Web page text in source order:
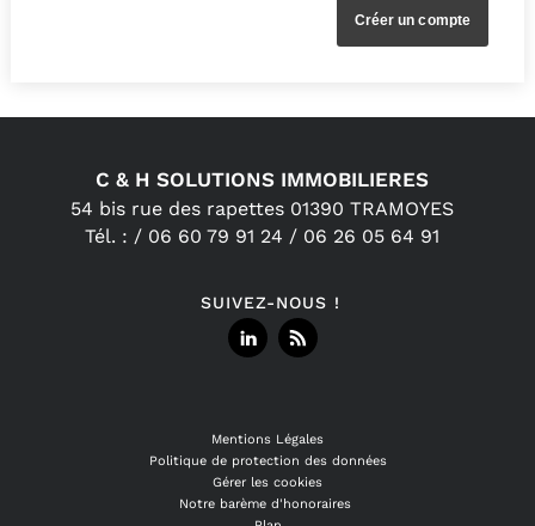
C & H SOLUTIONS IMMOBILIERES
54 bis rue des rapettes 01390 TRAMOYES
Tél. : / 06 60 79 91 24 / 06 26 05 64 91
SUIVEZ-NOUS !
Mentions Légales
Politique de protection des données
Gérer les cookies
Notre barème d'honoraires